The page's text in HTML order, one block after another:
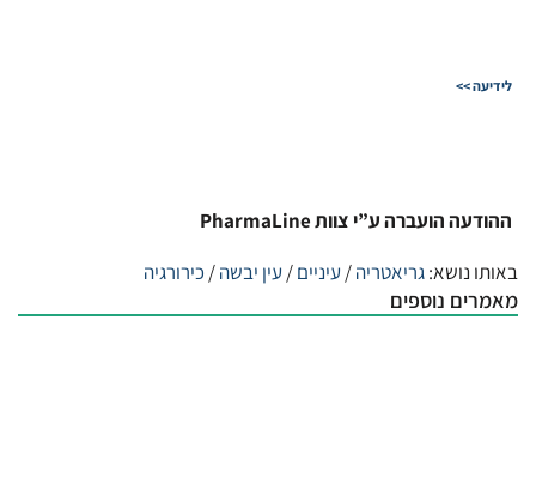
לידיעה >>
ההודעה הועברה ע”י צוות PharmaLine
באותו נושא:גריאטריה/עיניים/עין יבשה/ כירורגיה
מאמרים נוספים